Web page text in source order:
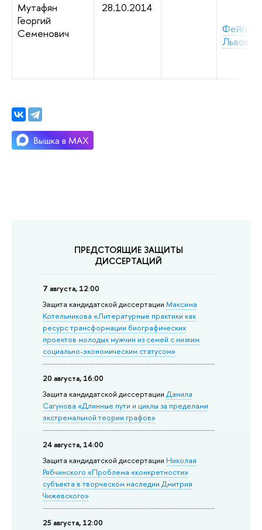
ПРЕДСТОЯЩИЕ ЗАЩИТЫ
ДИССЕРТАЦИЙ
7 августа, 12:00
Защита кандидатской диссертацииМаксима
Котельникова «Литературные практики как
ресурс трансформации биографических
проектов молодых мужчин из семей с низким
социально-экономическим статусом»
20 августа, 16:00
Защита кан­ди­дат­ской диссертацииДанила
Сагунова «Длинные пути и циклы за пределами
экстремальной теории графов»
24 августа, 14:00
Защита кандидатской диссертации Николая
Рябчинского «Проблема «конкретности»
субъекта в творческом наследии Дмитрия
Чижевского»
25 августа, 12:00
Мутафян
Георгий
Семенович
28.10.2014
Фейгин
Львович